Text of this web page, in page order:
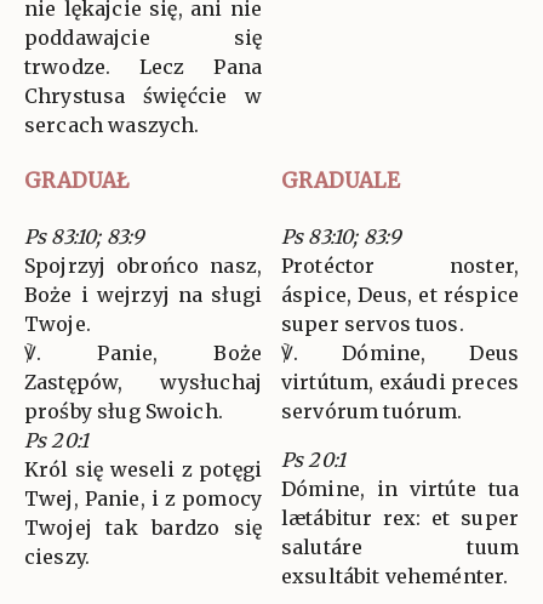
nie lękajcie się, ani nie
poddawajcie się
trwodze. Lecz Pana
Chrystusa święćcie w
sercach waszych.
GRADUAŁ GRADUALE
Ps 83:10; 83:9
Spojrzyj obrońco nasz,
Boże i wejrzyj na sługi
Twoje.
℣. Panie, Boże
Zastępów, wysłuchaj
prośby sług Swoich.
Ps 20:1
Król się weseli z potęgi
Twej, Panie, i z pomocy
Twojej tak bardzo się
cieszy.
Ps 83:10; 83:9
Protéctor noster,
áspice, Deus, et réspice
super servos tuos.
℣. Dómine, Deus
virtútum, exáudi preces
servórum tuórum.
Ps 20:1
Dómine, in virtúte tua
lætábitur rex: et super
salutáre tuum
exsultábit veheménter.